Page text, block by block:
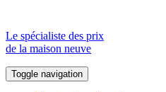
Le spécialiste des prix
de la maison neuve
Toggle navigation